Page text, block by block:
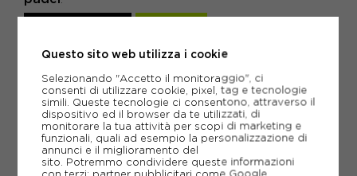
119,95€
31,99 €
*PREZZI INCLUSA IVA ED ESCLUSE LE SPESE DI SPEDIZIONE.
SPEDIZIONE GRATUITA A PARTIRE DA 99,00€
*CONSEGNA STIMATAGIOVEDÌ 13 AGOSTO.
ORE E 48 MIN.
Questo sito web utilizza i cookie
Selezionando "Accetto il monitoraggio", ci
consenti di utilizzare cookie, pixel, tag e tecnologie
simili. Queste tecnologie ci consentono, attraverso il
dispositivo ed il browser da te utilizzati, di
monitorare la tua attività per scopi di marketing e
funzionali, quali ad esempio la personalizzazione di
annunci e il miglioramento del
sito. Potremmo condividere queste informazioni
con terzi: partner pubblicitari come Google,